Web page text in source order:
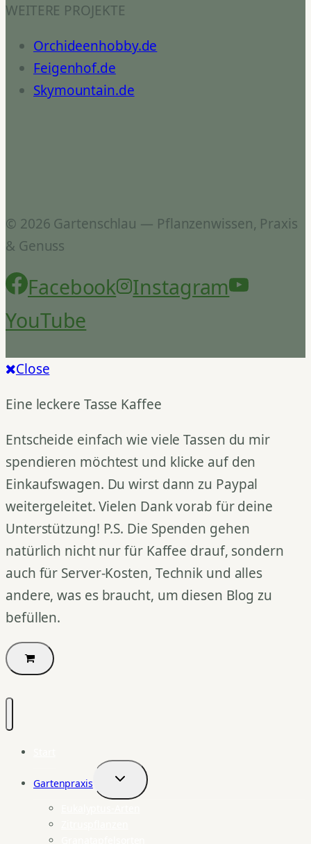
WEITERE PROJEKTE
Orchideenhobby.de
Feigenhof.de
Skymountain.de
© 2026 Gartenschlau — Pflanzenwissen, Praxis
& Genuss
Facebook
Instagram
YouTube
Close
Eine leckere Tasse Kaffee
Entscheide einfach wie viele Tassen du mir
spendieren möchtest und klicke auf den
Einkaufswagen. Du wirst dann zu Paypal
weitergeleitet. Vielen Dank vorab für deine
Unterstützung! P.S. Die Spenden gehen
natürlich nicht nur für Kaffee drauf, sondern
auch für Server-Kosten, Technik und alles
andere, was es braucht, um diesen Blog zu
befüllen.
Gartenpraxis
Untermenü
umschalten